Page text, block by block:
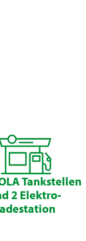
Tankstellen
2 Elektro-